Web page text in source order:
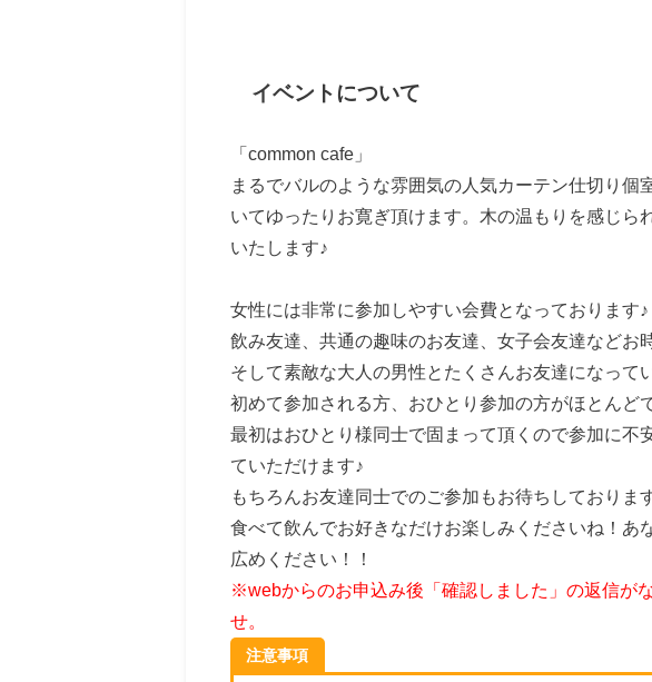
イベントについて
「common cafe」
まるでバルのような雰囲気の人気カーテン仕切り個
いてゆったりお寛ぎ頂けます。 木の温もりを感じら
いたします♪
女性には非常に参加しやすい会費となっております♪
飲み友達、共通の趣味のお友達、女子会友達などお
そして素敵な大人の男性とたくさんお友達になって
初めて参加される方、おひとり参加の方がほとんど
最初はおひとり様同士で固まって頂くので参加に不
ていただけます♪
もちろんお友達同士でのご参加もお待ちしておりま
食べて飲んでお好きなだけお楽しみくださいね！
広めください！！
※webからのお申込み後「確認しました」の返信が
せ。
注意事項